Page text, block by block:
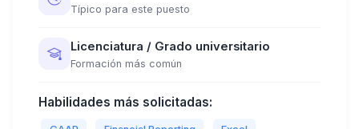
Típico para este puesto
Licenciatura / Grado universitario
Formación más común
Habilidades más solicitadas: